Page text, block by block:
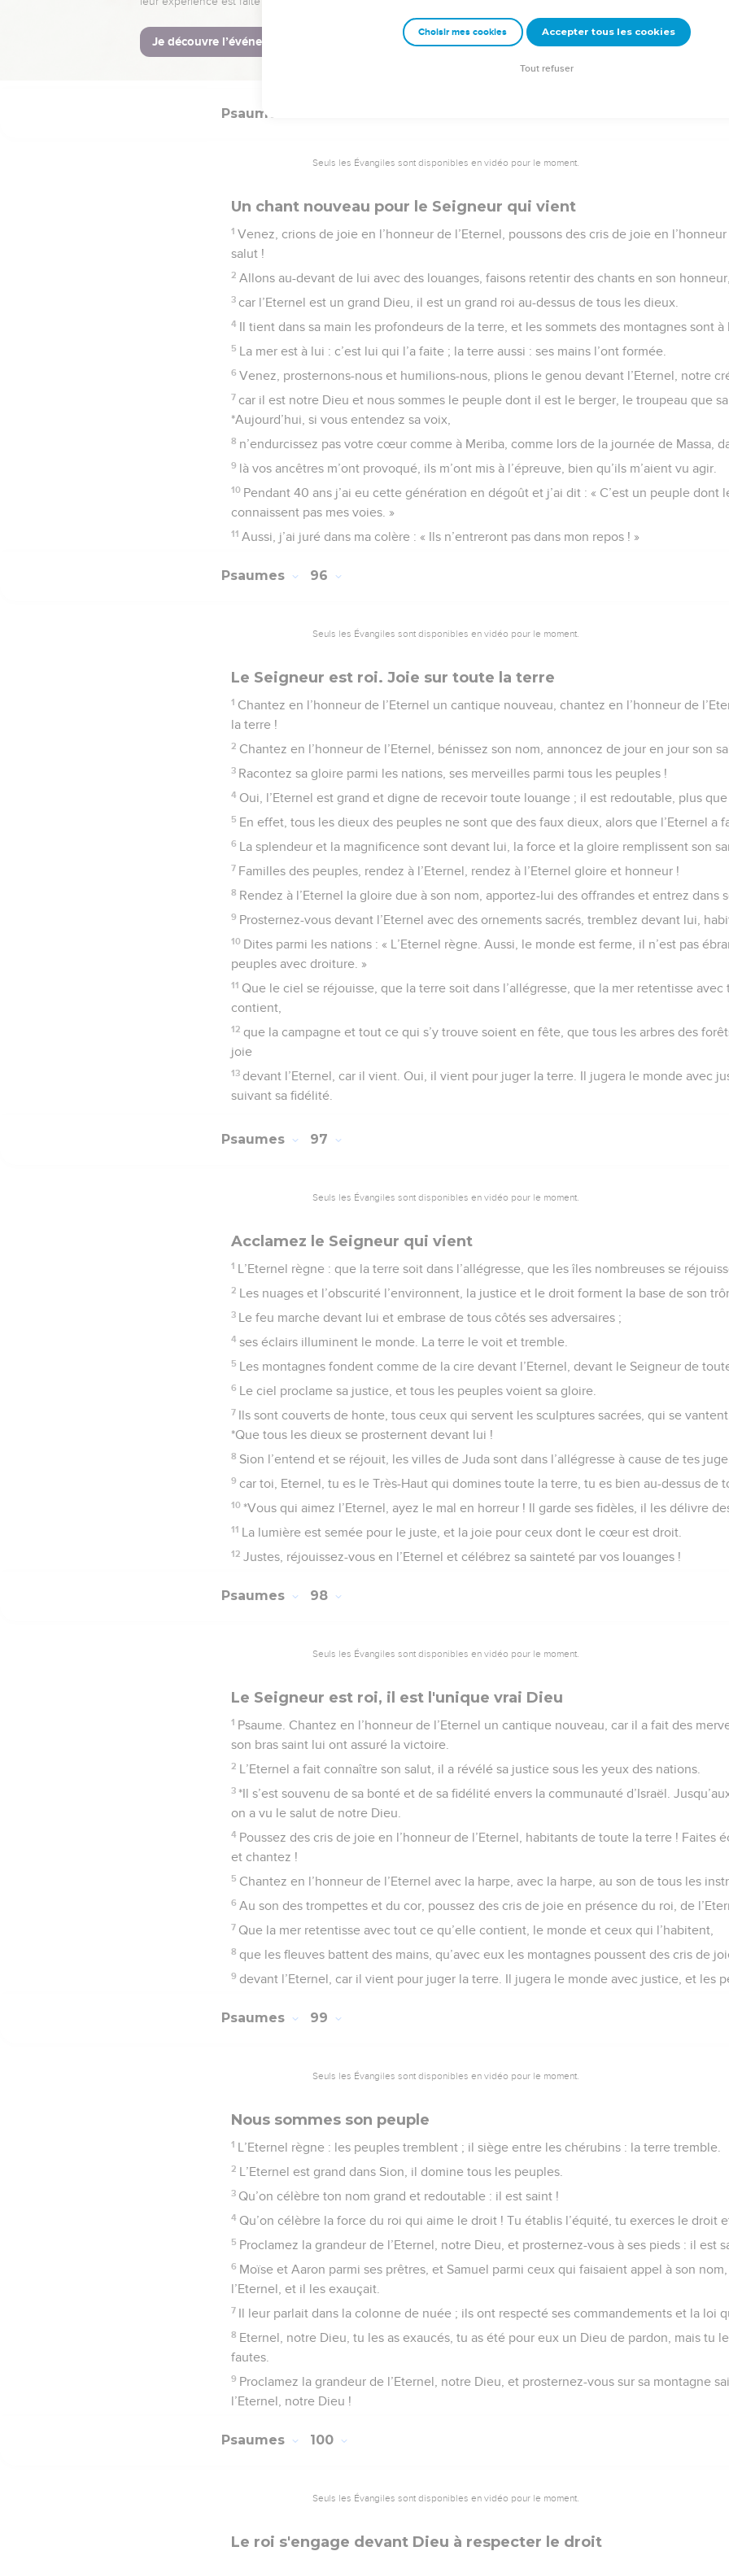
mais l’Eternel est ma forteresse, mon Dieu est le rocher où je trouve un refuge.
23 Il fera retomber leur crime sur eux, il les réduira au silence par leur méchanceté.
Psaumes
Seuls les Évangiles sont disponibles en vidéo pour le moment.
Un chant nouveau pour le Seigneur qui vient
1 Venez, crions de joie en l’honneur de l’Eternel, poussons des cris de joie en
salut !
2 Allons au-devant de lui avec des louanges, faisons retentir des chants en son honneur,
3 car l’Eternel est un grand Dieu, il est un grand roi au-dessus de tous les dieux.
4 Il tient dans sa main les profondeurs de la terre, et les sommets des montagnes sont à
5 La mer est à lui : c’est lui qui l’a faite ; la terre aussi : ses mains l’ont formée.
6 Venez, prosternons-nous et humilions-nous, plions le genou devant l’Eternel, notre
7 car il est notre Dieu et nous sommes le peuple dont il est le berger, le troupeau que
*Aujourd’hui, si vous entendez sa voix,
8 n’endurcissez pas votre cœur comme à Meriba, comme lors de la journée de Massa,
9 là vos ancêtres m’ont provoqué, ils m’ont mis à l’épreuve, bien qu’ils m’aient vu agir.
10 Pendant 40 ans j’ai eu cette génération en dégoût et j’ai dit : « C’est un peuple dont
connaissent pas mes voies. »
11 Aussi, j’ai juré dans ma colère : « Ils n’entreront pas dans mon repos ! »
Psaumes 96
Seuls les Évangiles sont disponibles en vidéo pour le moment.
Le Seigneur est roi. Joie sur toute la terre
1 Chantez en l’honneur de l’Eternel un cantique nouveau, chantez en l’honneur de
la terre !
2 Chantez en l’honneur de l’Eternel, bénissez son nom, annoncez de jour en jour son
3 Racontez sa gloire parmi les nations, ses merveilles parmi tous les peuples !
4 Oui, l’Eternel est grand et digne de recevoir toute louange ; il est redoutable, plus que
5 En effet, tous les dieux des peuples ne sont que des faux dieux, alors que l’Eternel a
6 La splendeur et la magnificence sont devant lui, la force et la gloire remplissent son
7 Familles des peuples, rendez à l’Eternel, rendez à l’Eternel gloire et honneur !
8 Rendez à l’Eternel la gloire due à son nom, apportez-lui des offrandes et entrez dans
9 Prosternez-vous devant l’Eternel avec des ornements sacrés, tremblez devant lui,
10 Dites parmi les nations : « L’Eternel règne. Aussi, le monde est ferme, il n’est pas
peuples avec droiture. »
11 Que le ciel se réjouisse, que la terre soit dans l’allégresse, que la mer retentisse avec
contient,
12 que la campagne et tout ce qui s’y trouve soient en fête, que tous les arbres des
joie
13 devant l’Eternel, car il vient. Oui, il vient pour juger la terre. Il jugera le monde avec
suivant sa fidélité.
Psaumes 97
Seuls les Évangiles sont disponibles en vidéo pour le moment.
Acclamez le Seigneur qui vient
1 L’Eternel règne : que la terre soit dans l’allégresse, que les îles nombreuses se
2 Les nuages et l’obscurité l’environnent, la justice et le droit forment la base de son
3 Le feu marche devant lui et embrase de tous côtés ses adversaires ;
4 ses éclairs illuminent le monde. La terre le voit et tremble.
5 Les montagnes fondent comme de la cire devant l’Eternel, devant le Seigneur de
6 Le ciel proclame sa justice, et tous les peuples voient sa gloire.
7 Ils sont couverts de honte, tous ceux qui servent les sculptures sacrées, qui se
*Que tous les dieux se prosternent devant lui !
8 Sion l’entend et se réjouit, les villes de Juda sont dans l’allégresse à cause de tes
9 car toi, Eternel, tu es le Très-Haut qui domines toute la terre, tu es bien au-dessus de
10 *Vous qui aimez l’Eternel, ayez le mal en horreur ! Il garde ses fidèles, il les délivre
11 La lumière est semée pour le juste, et la joie pour ceux dont le cœur est droit.
12 Justes, réjouissez-vous en l’Eternel et célébrez sa sainteté par vos louanges !
Psaumes 98
Seuls les Évangiles sont disponibles en vidéo pour le moment.
Le Seigneur est roi, il est l'unique vrai Dieu
1 Psaume. Chantez en l’honneur de l’Eternel un cantique nouveau, car il a fait des
son bras saint lui ont assuré la victoire.
2 L’Eternel a fait connaître son salut, il a révélé sa justice sous les yeux des nations.
3 *Il s’est souvenu de sa bonté et de sa fidélité envers la communauté d’Israël.
on a vu le salut de notre Dieu.
4 Poussez des cris de joie en l’honneur de l’Eternel, habitants de toute la terre ! Faites
et chantez !
5 Chantez en l’honneur de l’Eternel avec la harpe, avec la harpe, au son de tous les
6 Au son des trompettes et du cor, poussez des cris de joie en présence du roi, de
7 Que la mer retentisse avec tout ce qu’elle contient, le monde et ceux qui l’habitent,
8 que les fleuves battent des mains, qu’avec eux les montagnes poussent des cris de
9 devant l’Eternel, car il vient pour juger la terre. Il jugera le monde avec justice, et les
Psaumes 99
Seuls les Évangiles sont disponibles en vidéo pour le moment.
Nous sommes son peuple
1 L’Eternel règne : les peuples tremblent ; il siège entre les chérubins : la terre tremble.
2 L’Eternel est grand dans Sion, il domine tous les peuples.
3 Qu’on célèbre ton nom grand et redoutable : il est saint !
4 Qu’on célèbre la force du roi qui aime le droit ! Tu établis l’équité, tu exerces le droit
5 Proclamez la grandeur de l’Eternel, notre Dieu, et prosternez-vous à ses pieds : il est
6 Moïse et Aaron parmi ses prêtres, et Samuel parmi ceux qui faisaient appel à son nom,
l’Eternel, et il les exauçait.
7 Il leur parlait dans la colonne de nuée ; ils ont respecté ses commandements et la loi
8 Eternel, notre Dieu, tu les as exaucés, tu as été pour eux un Dieu de pardon, mais tu
fautes.
9 Proclamez la grandeur de l’Eternel, notre Dieu, et prosternez-vous sur sa montagne
l’Eternel, notre Dieu !
Psaumes 100
Seuls les Évangiles sont disponibles en vidéo pour le moment.
Le roi s'engage devant Dieu à respecter le droit
Choisir mes cookies Accepter tous les cookies
Tout refuser